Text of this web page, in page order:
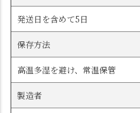
発送日を含めて5日
保存方法
高温多湿を避け、常温保管
製造者